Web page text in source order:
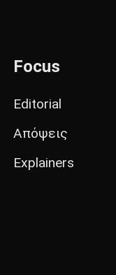
Focus
Editorial
Απόψεις
Explainers